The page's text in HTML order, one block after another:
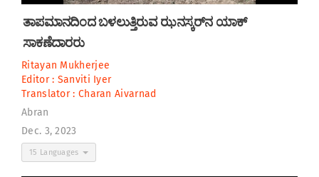
ತಾಪಮಾನದಿಂದ ಬಳಲುತ್ತಿರುವ ಝನಸ್ಕರ್‌ನ ಯಾಕ್
ಸಾಕಣೆದಾರರು
Ritayan Mukherjee
Editor : Sanviti Iyer
Translator : Charan Aivarnad
Abran
Dec. 3, 2023
15 Languages